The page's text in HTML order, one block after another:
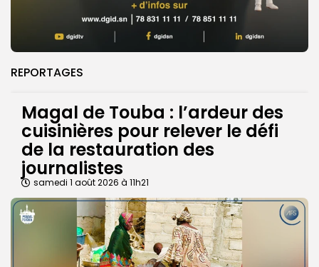
REPORTAGES
Magal de Touba : l’ardeur des
cuisinières pour relever le défi
de la restauration des
journalistes
samedi 1 août 2026 à 11h21